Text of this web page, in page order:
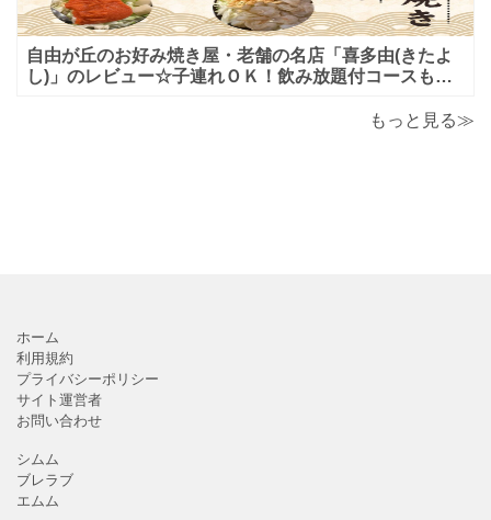
自由が丘のお好み焼き屋・老舗の名店「喜多由(きたよ
し)」のレビュー☆子連れＯＫ！飲み放題付コースも！
もっと見る≫
ホーム
利用規約
プライバシーポリシー
サイト運営者
お問い合わせ
シムム
ブレラブ
エムム